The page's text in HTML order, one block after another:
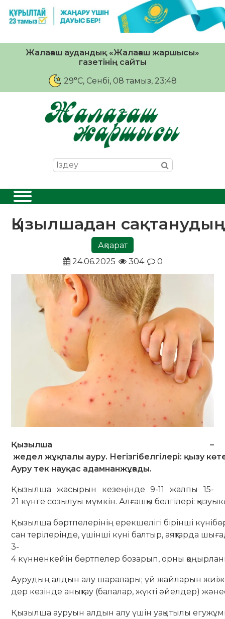
Жалағаш аудандық «Жалағаш жаршысы»
газетінің сайты
29°C, Сенбі, 08 тамыз, 23:48
Қызылшадан
Ақпарат
24.06.2025
304 0
Қызылша –
жедел жұқпалы ауру. Негізгібелгілері: қызу
Ауру тек науқас адамнанжұғады.
Қызылша жасырын кезеңінде 9-11 жалпы 15-
21 күнге созылуы мүмкін. Алғашқы белгілері:
Қызылша бөртпелерінің ерекшелігі бірінші
сан терілерінде, үшінші күні балтыр, аяқтарда
3-
4 күнненкейін бөртпелер бозарып, орны
Аурудың алдын алу шаралары; үй жайларын
дер кезінде анықтау (балалар, жүкті әйелдер)
Қызылша ауруын алдын алу үшін уақытылы